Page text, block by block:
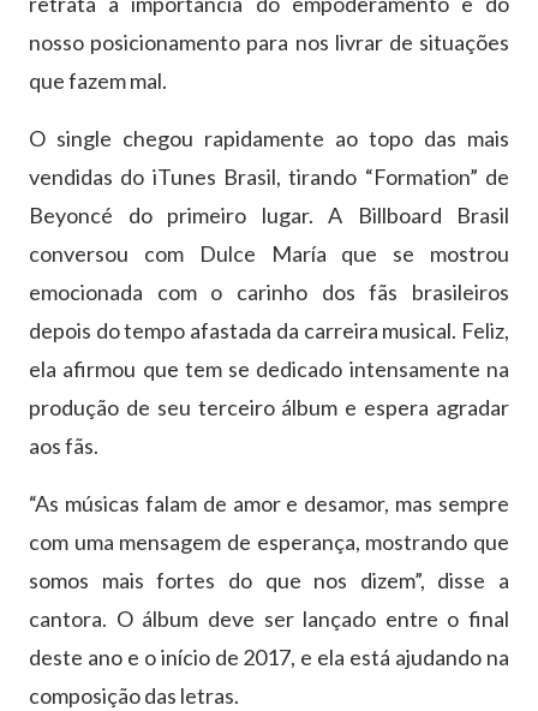
nosso posicionamento para nos livrar de situações
que fazem mal.
O single chegou rapidamente ao topo das mais
vendidas do iTunes Brasil, tirando “Formation” de
Beyoncé do primeiro lugar. A Billboard Brasil
conversou com Dulce María que se mostrou
emocionada com o carinho dos fãs brasileiros
depois do tempo afastada da carreira musical. Feliz,
ela afirmou que tem se dedicado intensamente na
produção de seu terceiro álbum e espera agradar
aos fãs.
“As músicas falam de amor e desamor, mas sempre
com uma mensagem de esperança, mostrando que
somos mais fortes do que nos dizem”, disse a
cantora. O álbum deve ser lançado entre o final
deste ano e o início de 2017, e ela está ajudando na
composição das letras.